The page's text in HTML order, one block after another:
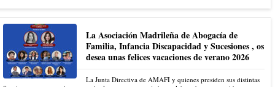
La Asociación Madrileña de Abogacía de
Familia, Infancia Discapacidad y Sucesiones , os
desea unas felices vacaciones de verano 2026
La Junta Directiva de AMAFI y quienes presiden sus distintas